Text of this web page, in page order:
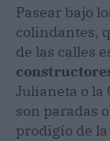
Pasear bajo
colindantes,
de las calles
Julianeta o la
son paradas
prodigio de